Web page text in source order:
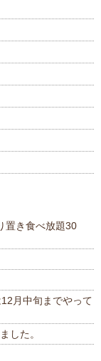
置き食べ放題30
月中旬までやって
した。